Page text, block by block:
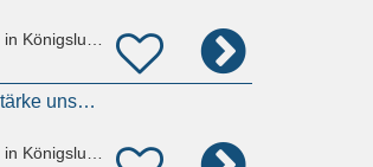
in Königslutter am Elm
Zahnerhalt mit Herz & High-Tech: Verstärke unser Prophylaxe-Team als ZMP, DH oder ZFA*
in Königslutter am Elm